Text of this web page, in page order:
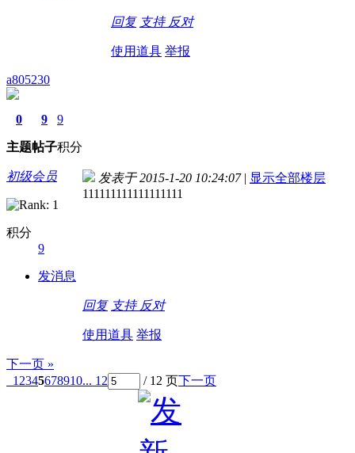
回复 支持 反对
使用道具 举报
a805230
0
主题
9
帖子
9
积分
初级会员
积分
9
发消息
发表于 2015-1-20 10:24:07 | 显示全部楼层
111111111111111111
回复 支持 反对
使用道具 举报
下一页 »
1 2345678910... 12 / 12 页下一页